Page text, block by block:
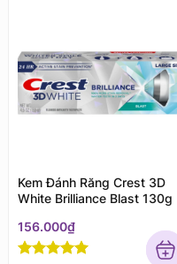
Kem Đánh Răng Crest 3D
White Brilliance Blast 130g
156.000₫